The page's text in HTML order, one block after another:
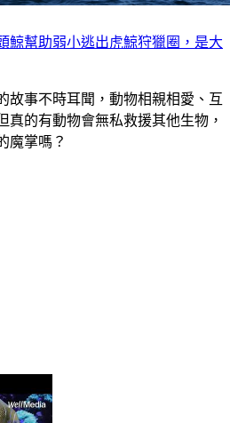
鯨幫助弱小逃出虎鯨狩獵圈，是大
故事不時耳聞，動物相親相愛、互
真的有動物會無私救援其他生物，
魔掌嗎？